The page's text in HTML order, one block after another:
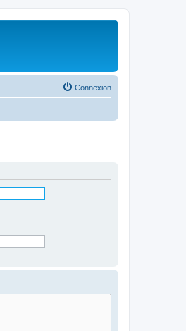
Connexion